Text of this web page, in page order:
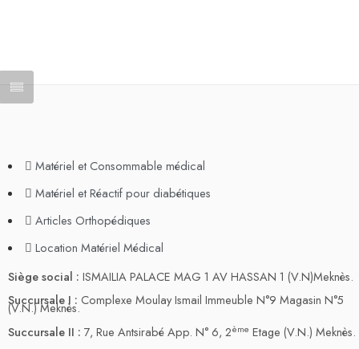
Matériel et Consommable médical
Matériel et Réactif pour diabétiques
Articles Orthopédiques
Location Matériel Médical
Siège social : ISMAILIA PALACE MAG 1 AV HASSAN 1 (V.N)Meknès.
Succursale I : Complexe Moulay Ismail Immeuble N°9 Magasin N°5
(V.N.) Meknès.
Succursale II : 7, Rue Antsirabé App. N° 6, 2ème Etage (V.N.) Meknès.